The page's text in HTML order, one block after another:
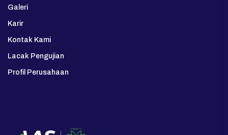
Galeri
Karir
Kontak Kami
Lacak Pengujian
Profil Perusahaan